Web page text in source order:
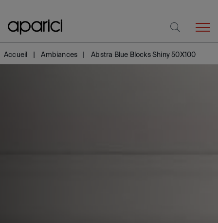
Accueil Ambiances Abstra Blue Blocks Shiny 50X100